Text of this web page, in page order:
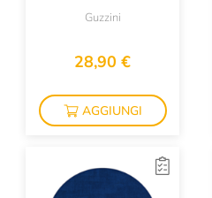
ACCIAIO INOX
Guzzini
28,90 €
AGGIUNGI